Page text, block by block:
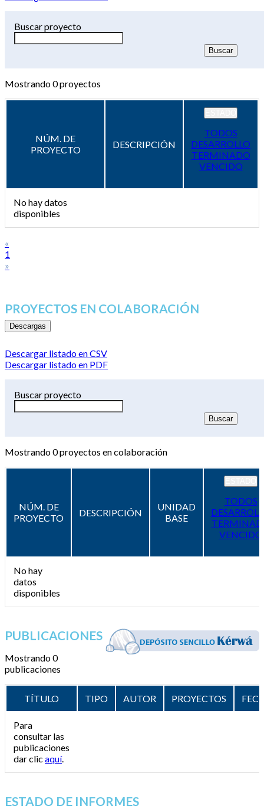
Buscar proyecto
Mostrando0proyectos
NÚM. DE
PROYECTO
DESCRIPCIÓN
TODOS
DESARROLLO
TERMINADO
VENCIDO
No hay datos
disponibles
«
1
»
PROYECTOS EN COLABORACIÓN
Descargas
Descargar listado en CSV
Descargar listado en PDF
Buscar proyecto
Mostrando0proyectos en colaboración
NÚM. DE
PROYECTO
DESCRIPCIÓN
UNIDAD
BASE
TODOS
VENCIDO
No hay
datos
disponibles
PUBLICACIONES
Mostrando 0
publicaciones
TÍTULO TIPO AUTOR PROYECTOS
Para
consultar las
publicaciones
dar clic aquí.
ESTADO DE INFORMES